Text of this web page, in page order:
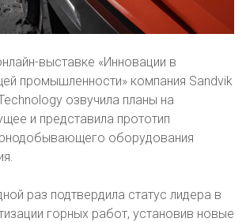
выставке «Инновации в
промышленности» компания Sandvik
озвучила планы на
и представила прототип
оборудования
раз подтвердила статус лидера в
горных работ, установив новые